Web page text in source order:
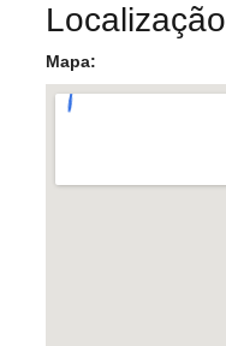
Localização
Mapa: